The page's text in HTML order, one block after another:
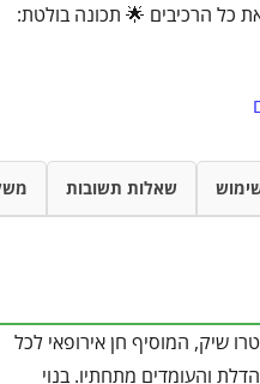
כל הרכיבים 🌟 תכונה בולטת:
שאלות תשובות
שיק, המוסיף חן אירופאי לכל
והעומדים מתחתיו. בנוי